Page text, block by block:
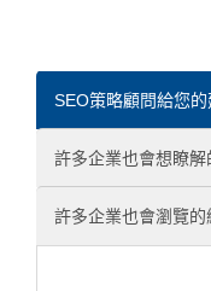
SEO策略顧問給您的
許多企業也會想瞭
許多企業也會瀏覽